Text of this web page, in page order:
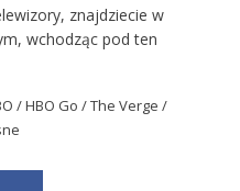
znajdziecie w
wchodząc pod ten
/ HBO Go / The Verge /